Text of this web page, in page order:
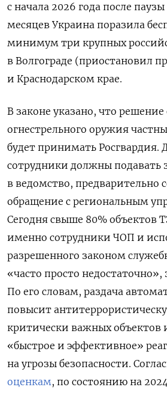
с начала 2026 года после
месяцев Украина поразила
минимум три крупных
в Волгограде (приостановил
и Краснодарском крае.
В законе указано, что решение
огнестрельного оружия
будет принимать Росгвардия.
сотрудники должны подавать
в ведомство, предварительно
обращение с региональным
Сегодня свыше 80% объектов
именно сотрудники ЧОП и
разрешенного законом
«часто просто недостаточно»,
По его словам, раздача
повысит
критически важных объектов
«быстрое и эффективное»
на угрозы безопасности.
оценкам, по состоянию на